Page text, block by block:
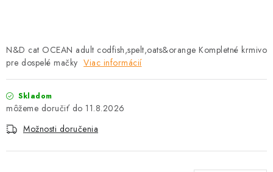
VONKAJŠIE VTÁCTVO
CHOVATEĽSKÉ POTREBY
N&D cat OCEAN adult codfish,spelt,oats&orange Kompletné krmivo
pre dospelé mačky Viac informácií
Skladom
11.8.2026
Možnosti doručenia